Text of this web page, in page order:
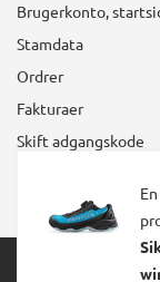
Brugerkonto,
Stamdata
Ordrer
Fakturaer
Skift adgangskode
© 2024 Ølholm A/S.